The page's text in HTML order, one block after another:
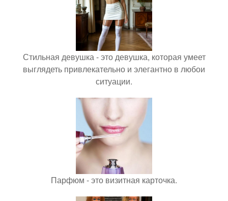
Стильная девушка - это девушка, которая умеет
выглядеть привлекательно и элегантно в любои
ситуации.
Парфюм - это визитная карточка.